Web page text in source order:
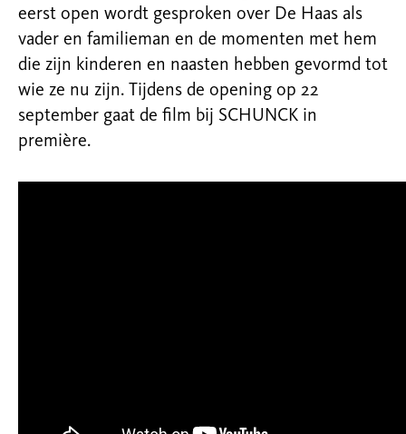
eerst open wordt gesproken over De Haas als
vader en familieman en de momenten met hem
die zijn kinderen en naasten hebben gevormd tot
wie ze nu zijn. Tijdens de opening op 22
september gaat de film bij SCHUNCK in
première.